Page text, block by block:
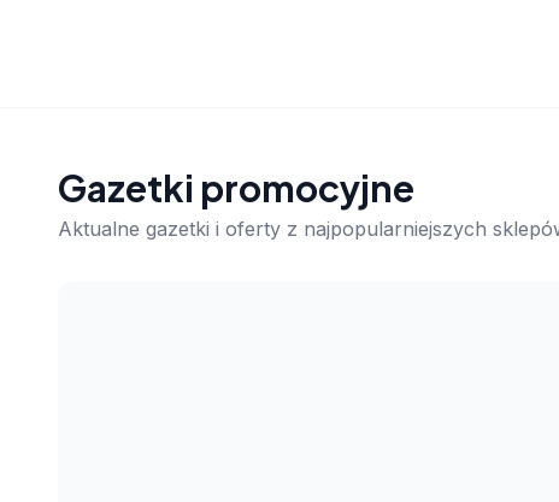
Gazetki promocyjne
Aktualne gazetki i oferty z najpopularniejszych